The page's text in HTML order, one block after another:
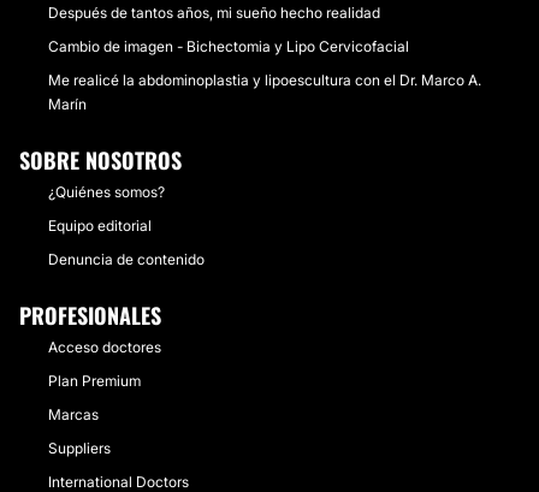
Después de tantos años, mi sueño hecho realidad
Cambio de imagen - Bichectomia y Lipo Cervicofacial
Me realicé la abdominoplastia y lipoescultura con el Dr. Marco A.
Marín
SOBRE NOSOTROS
¿Quiénes somos?
Equipo editorial
Denuncia de contenido
PROFESIONALES
Acceso doctores
Plan Premium
Marcas
Suppliers
International Doctors